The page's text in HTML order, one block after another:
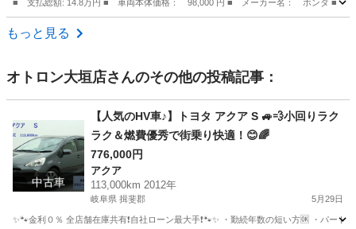
■ 支払総額: 14.8万円 ■ 車両本体価格： 98,000 円 ■ メーカー名： ホンダ
大阪 大阪市
もっと見る
オトロン大垣店さんのその他の投稿記事：
中古車
【人気のHV車♪】トヨタ アクア S 🚙💨小回りラク
ラク＆燃費優秀で街乗り快適！😊🌈
776,000円
アクア
113,000km 2012年
岐阜県 揖斐郡 5月29日
✨🐾金利０％ 全店舗在庫共有❗️自社ローン最大手❗️🐾✨ ・勤続年数の短い方🆗 ・パー